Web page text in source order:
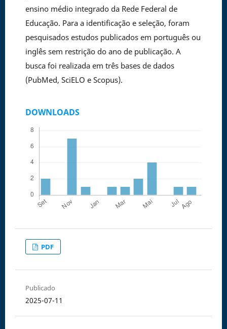
ensino médio integrado da Rede Federal de
Educação. Para a identificação e seleção, foram
pesquisados estudos publicados em português ou
inglês sem restrição do ano de publicação. A
busca foi realizada em três bases de dados
(PubMed, SciELO e Scopus).
DOWNLOADS
PDF
Publicado
2025-07-11